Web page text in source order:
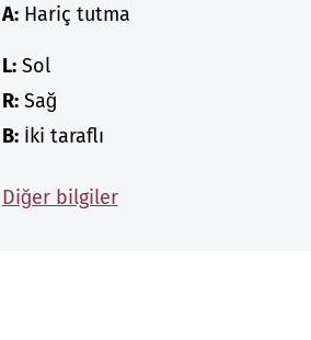
A:Hariç tutma
L:Sol
R:Sağ
B:İki taraflı
Diğer bilgiler